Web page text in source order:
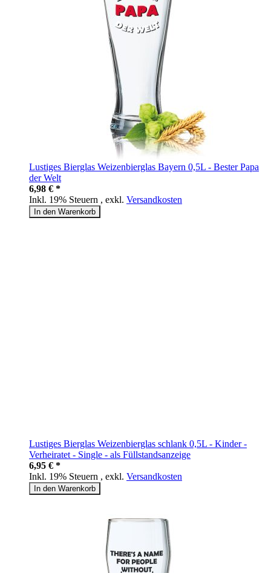
Lustiges Bierglas Weizenbierglas Bayern 0,5L - Bester Papa
der Welt
6,98 € *
Inkl. 19% Steuern , exkl. Versandkosten
In den Warenkorb
Lustiges Bierglas Weizenbierglas schlank 0,5L - Kinder -
Verheiratet - Single - als Füllstandsanzeige
6,95 € *
Inkl. 19% Steuern , exkl. Versandkosten
In den Warenkorb